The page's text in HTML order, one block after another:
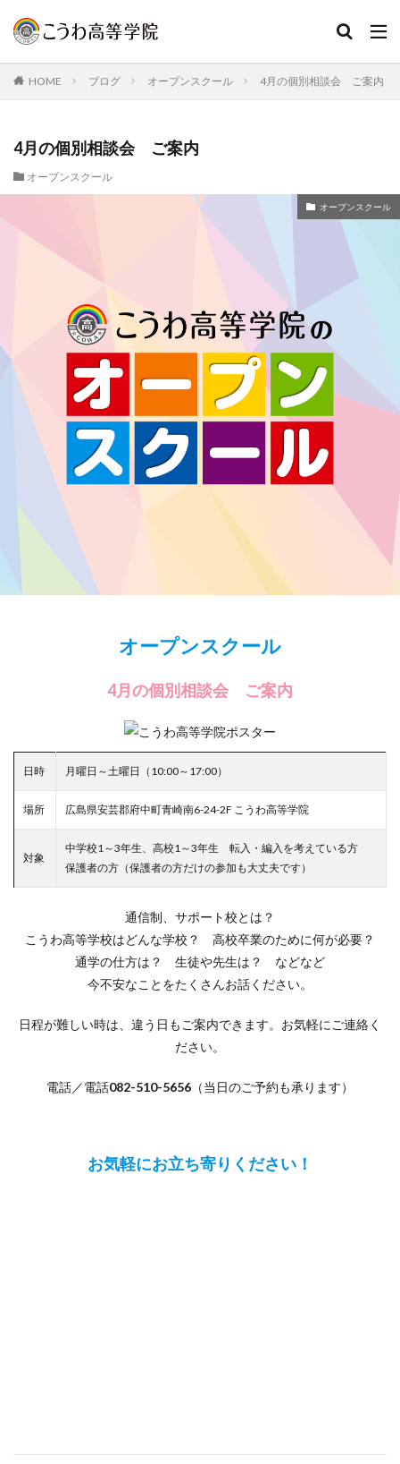
HOME ブログ オープンスクール 4月の個別相談会 ご案内
4月の個別相談会 ご案内
オープンスクール
オープンスクール
オープンスクール
4月の個別相談会 ご案内
日時 月曜日～土曜日（10:00～17:00）
場所 広島県安芸郡府中町青崎南6-24-2F こうわ高等学院
対象
中学校1～3年生、高校1～3年生 転入・編入を考えている方
保護者の方（保護者の方だけの参加も大丈夫です）
通信制、サポート校とは？
こうわ高等学校はどんな学校？ 高校卒業のために何が必要？
通学の仕方は？ 生徒や先生は？ などなど
今不安なことをたくさんお話ください。
日程が難しい時は、違う日もご案内できます。お気軽にご連絡く
ださい。
電話／電話082-510-5656 （当日のご予約も承ります）
お気軽にお立ち寄りください！